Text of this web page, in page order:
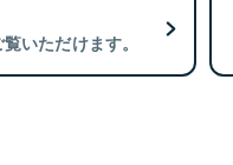
いただけます。